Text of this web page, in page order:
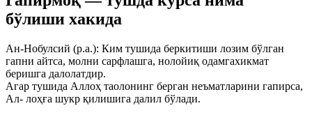
бўлиши хакида
Ан-Нобулсий (р.а.): Ким тушида беркитиши лозим бўлган
гапни айтса, молни сарфлашга, нолойиқ одамгахикмат
беришга далолатдир.
Агар тушида Аллоҳ таолонинг берган неъматларини гапирса,
Ал- лоҳға шукр қилишига далил бўлади.